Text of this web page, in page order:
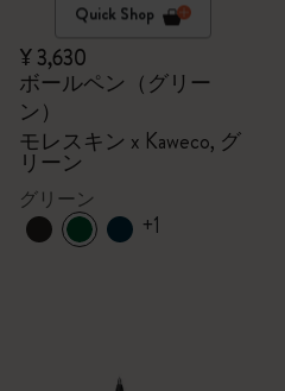
Quick Shop
¥ 3,630
ボールペン（グリー
ン）
モレスキン x Kaweco, グ
リーン
グリーン
+1